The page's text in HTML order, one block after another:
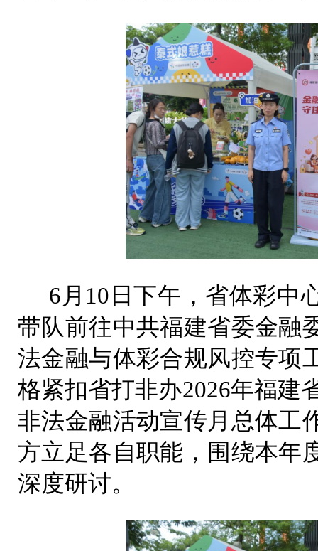
6月10日下午，省体彩中
带队前往中共福建省委金融
法金融与体彩合规风控专项
格紧扣省打非办2026年福建
非法金融活动宣传月总体工
方立足各自职能，围绕本年
深度研讨。